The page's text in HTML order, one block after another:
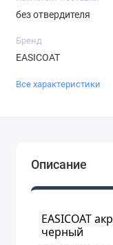
без отвердителя
Бренд
EASICOAT
Все характеристики
Описание
EASICOAT
черный